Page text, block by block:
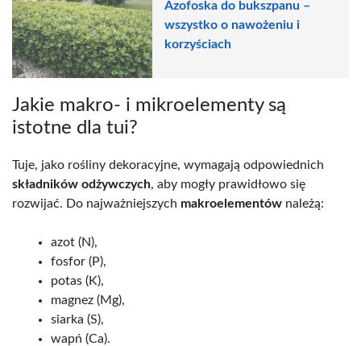
Azofoska do bukszpanu –
wszystko o nawożeniu i
korzyściach
Jakie makro- i mikroelementy są
istotne dla tui?
Tuje, jako rośliny dekoracyjne, wymagają odpowiednich
składników odżywczych, aby mogły prawidłowo się
rozwijać. Do najważniejszych makroelementów należą:
azot (N),
fosfor (P),
potas (K),
magnez (Mg),
siarka (S),
wapń (Ca).